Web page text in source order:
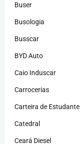
Buser
Busologia
Busscar
BYD Auto
Caio Induscar
Carrocerias
Carteira de Estudante
Catedral
Ceará Diesel